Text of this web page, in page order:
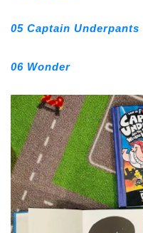
05 Captain Underpants
06 Wonder